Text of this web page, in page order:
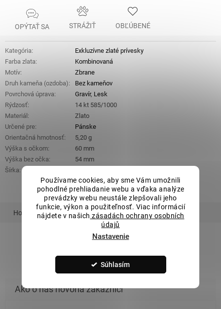
Používame cookies, aby sme Vám umožnili
pohodlné prehliadanie webu a vďaka analýze
prevádzky webu neustále zlepšovali jeho
funkcie, výkon a použiteľnosť. Viac informácií
nájdete v našich zásadách ochrany osobních
údajů
Nastavenie
Súhlasím
OPÝTAŤ SA STRÁŽIŤ OBĽÚBENÉ
Kategória:
Exkluzívne zlaté prívesky
Farba zlata:
Kombinovaná
Motív:
Zbrane
Druh kameňa (ozdoba):
Bez kameňov
Povrchová úprava: Gravír, Lesk
Rýdzosť:
14 kt 585/1000
Materiál :
Zlato
Určené pre:
Pánske
Orientačná hmotnosť:
5,20 g
Výška s očkom:
60 mm
Výška bez očka:
54 mm
Šírka:
Hodnotenie Podobný tovar Súvisiaci tovar